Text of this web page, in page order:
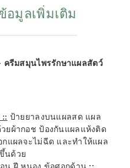
อมูลเพิ่มเติม
ครีมสมุนไพรรักษาแผลสัตว์
ป้ายยาลงบนแผลสด แผล
ยผ้ากอช ป้องกันแผลแห้งติด
กแผลจะไม่ฉีด และทำให้แผล
นด้วย
น ฝี หนอง ข้อศอกด้าน ::